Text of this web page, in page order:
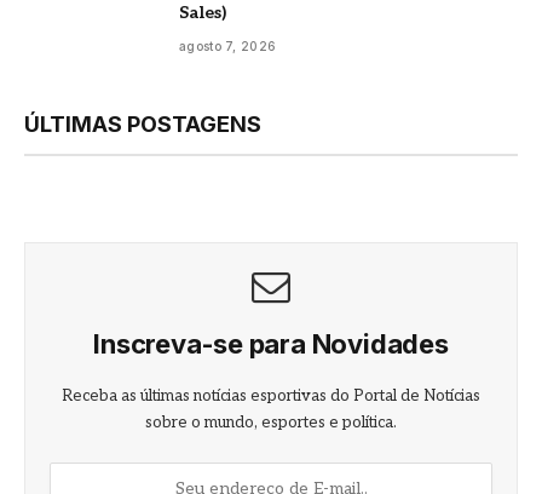
Sales)
agosto 7, 2026
ÚLTIMAS POSTAGENS
Inscreva-se para Novidades
Receba as últimas notícias esportivas do Portal de Notícias
sobre o mundo, esportes e política.